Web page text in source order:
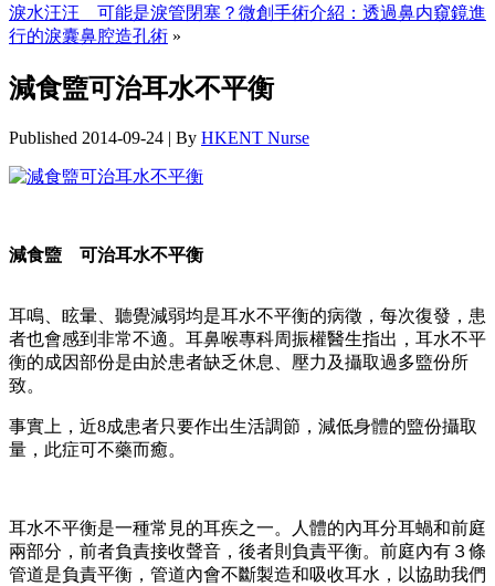
淚水汪汪 可能是淚管閉塞？微創手術介紹：透過鼻内窺鏡進
行的淚囊鼻腔造孔術 »
減食盬可治耳水不平衡
Published 2014-09-24 | By HKENT Nurse
減食盬 可治耳水不平衡
耳鳴、眩暈、聽覺減弱均是耳水不平衡的病徵，每次復發，患
者也會感到非常不適。耳鼻喉專科周振權醫生指出，耳水不平
衡的成因部份是由於患者缺乏休息、壓力及攝取過多盬份所
致。
事實上，近8成患者只要作出生活調節，減低身體的盬份攝取
量，此症可不藥而癒。
耳水不平衡是一種常見的耳疾之一。人體的內耳分耳蝸和前庭
兩部分，前者負責接收聲音，後者則負責平衡。前庭內有３條
管道是負責平衡，管道內會不斷製造和吸收耳水，以協助我們